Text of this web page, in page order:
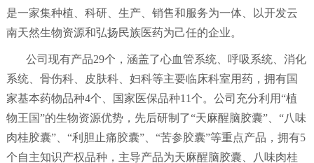
是一家集种植、科研、生产、销售和服务为一体、以开发云
南天然生物资源和弘扬民族医药为己任的企业。
公司现有产品29个，涵盖了心血管系统、呼吸系统、消化
系统、骨伤科、皮肤科、妇科等主要临床科室用药，拥有国
家基本药物品种4个、国家医保品种11个。公司充分利用“植
物王国”的生物资源优势，先后研制了“天麻醒脑胶囊”、“八味
肉桂胶囊”、“利胆止痛胶囊”、“苦参胶囊”等重点产品，拥有5
个自主知识产权品种，主导产品为天麻醒脑胶囊、八味肉桂